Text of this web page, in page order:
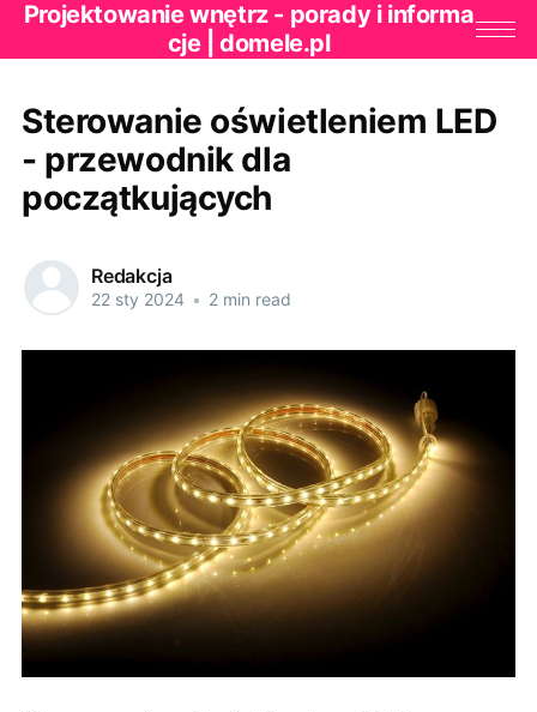
Projektowanie wnętrz - porady i informa
cje | domele.pl
Sterowanie oświetleniem LED
- przewodnik dla
początkujących
Redakcja
22 sty 2024 • 2 min read